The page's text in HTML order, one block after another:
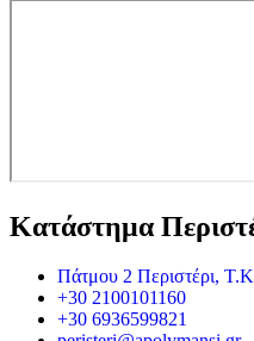
Κατάστημα
Πάτμου 2 Περιστέρι,
+30 2100101160
+30 6936599821